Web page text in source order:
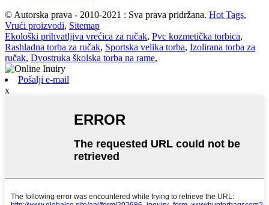
© Autorska prava - 2010-2021 : Sva prava pridržana. Hot Tags,
Vrući proizvodi, Sitemap
Ekološki prihvatljiva vrećica za ručak, Pvc kozmetička torbica,
Rashladna torba za ručak, Sportska velika torba, Izolirana torba za
ručak, Dvostruka školska torba na rame,
Pošalji e-mail
x